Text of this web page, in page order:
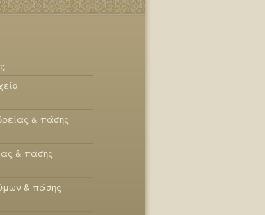
& πάσης
& πάσης
& πάσης